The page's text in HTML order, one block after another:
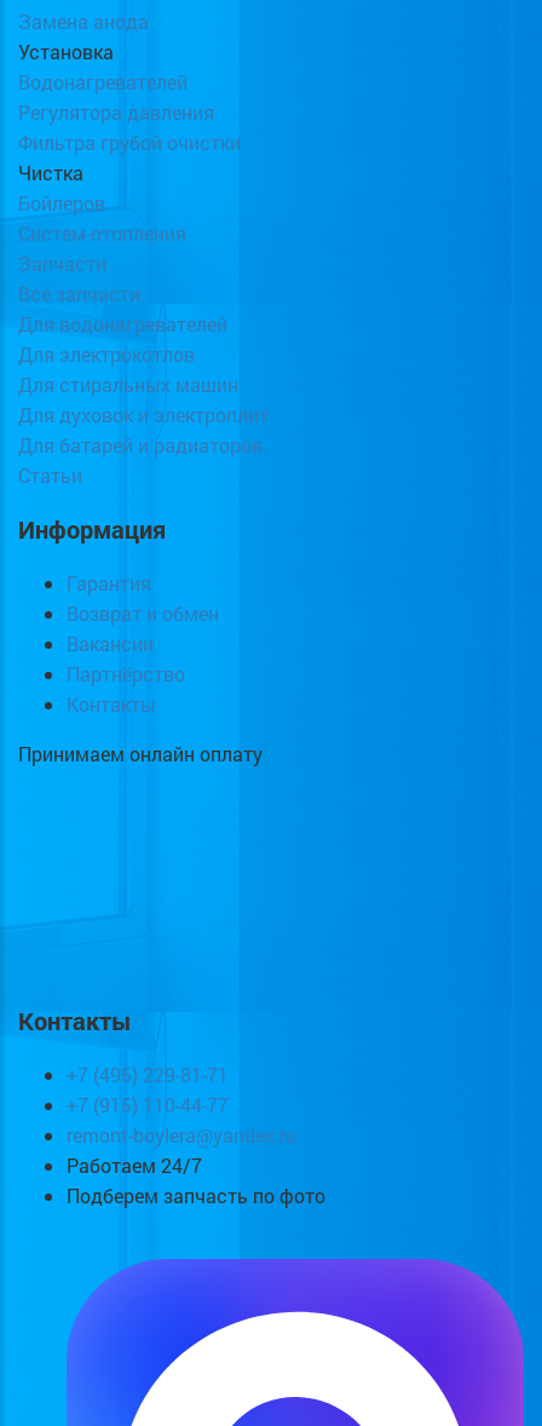
Замена анода
Установка
Водонагревателей
Регулятора давления
Фильтра грубой очистки
Чистка
Бойлеров
Систем отопления
Запчасти
Все запчасти
Для водонагревателей
Для электрокотлов
Для стиральных машин
Для духовок и электроплит
Для батарей и радиаторов
Статьи
Информация
Гарантия
Возврат и обмен
Вакансии
Партнёрство
Контакты
Принимаем онлайн оплату
Контакты
+7 (495) 229-81-71
+7 (915) 110-44-77
remont-boylera@yandex.ru
Работаем 24/7
Подберем запчасть по фото